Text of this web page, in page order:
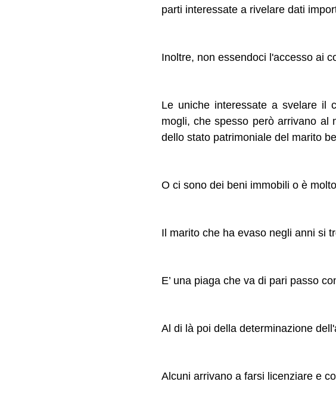
parti interessate a rivelare dati
Inoltre, non essendoci l'accesso ai
Le uniche interessate a svelare il
mogli, che spesso però arrivano al
dello stato patrimoniale del marito
O ci sono dei beni immobili o è
Il marito che ha evaso negli anni si
E’ una piaga che va di pari passo
Al di là poi della determinazione
Alcuni arrivano a farsi licenziare e